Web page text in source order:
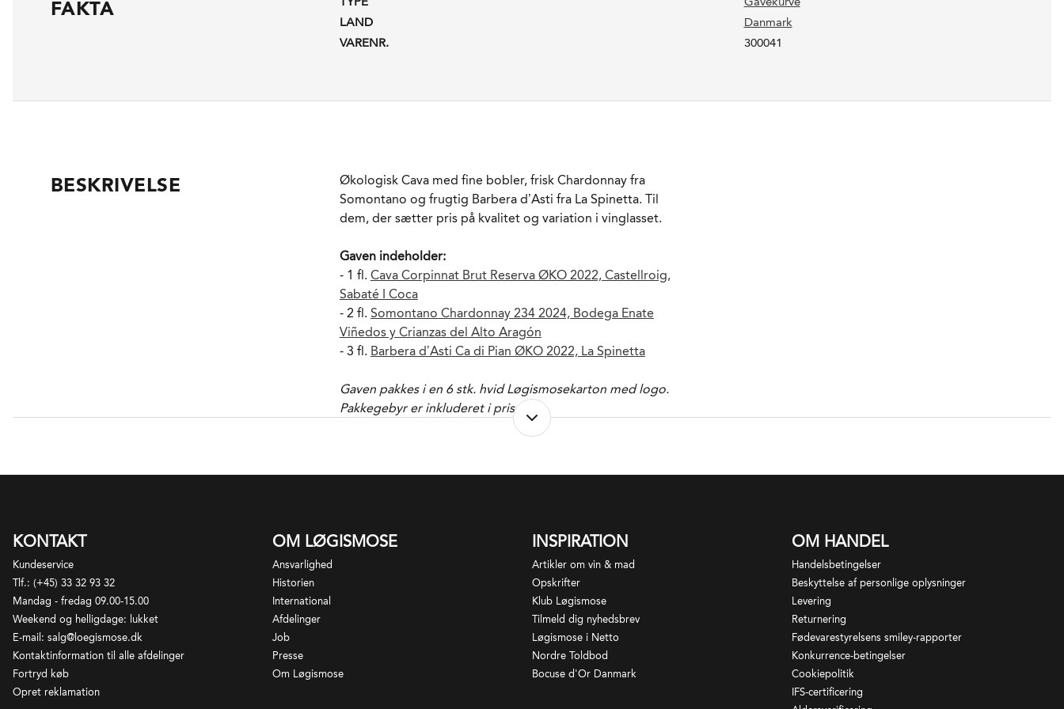
FAKTA
LAND
Danmark
VARENR.
300041
BESKRIVELSE
Økologisk Cava med fine bobler, frisk Chardonnay fra
Somontano og frugtig Barbera d’Asti fra La Spinetta. Til
dem, der sætter pris på kvalitet og variation i vinglasset.
Gaven indeholder:
- 1 fl. Cava Corpinnat Brut Reserva ØKO 2022, Castellroig,
Sabaté I Coca
- 2 fl. Somontano Chardonnay 234 2024, Bodega Enate
Viñedos y Crianzas del Alto Aragón
- 3 fl. Barbera d’Asti Ca di Pian ØKO 2022, La Spinetta
Gaven pakkes i en 6 stk. hvid Løgismosekarton med logo.
Pakkegebyr er inkluderet i prisen.
KONTAKT
Kundeservice
Tlf.: (+45) 33 32 93 32
Mandag - fredag 09.00-15.00
Weekend og helligdage: lukket
E-mail: salg@loegismose.dk
Kontaktinformation til alle afdelinger
Fortryd køb
Opret reklamation
OM LØGISMOSE
Ansvarlighed
Historien
International
Afdelinger
Job
Presse
Om Løgismose
INSPIRATION
Artikler om vin & mad
Opskrifter
Klub Løgismose
Tilmeld dig nyhedsbrev
Løgismose i Netto
Nordre Toldbod
Bocuse d'Or Danmark
OM HANDEL
Handelsbetingelser
Beskyttelse af personlige oplysninger
Levering
Returnering
Fødevarestyrelsens smiley-rapporter
Konkurrence-betingelser
Cookiepolitik
IFS-certificering